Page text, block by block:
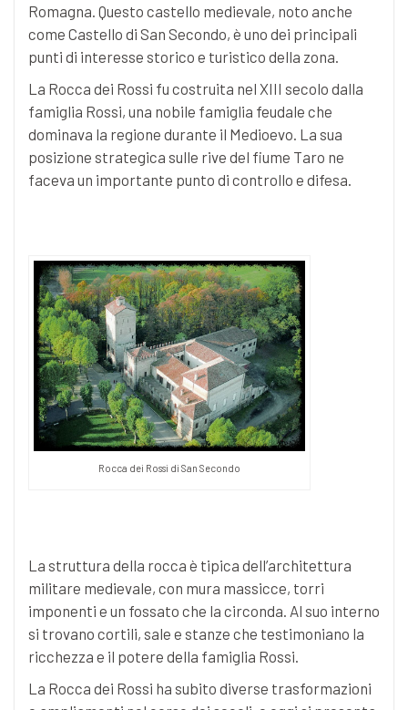
Romagna. Questo castello medievale, noto anche
come Castello di San Secondo, è uno dei principali
punti di interesse storico e turistico della zona.
La Rocca dei Rossi fu costruita nel XIII secolo dalla
famiglia Rossi, una nobile famiglia feudale che
dominava la regione durante il Medioevo. La sua
posizione strategica sulle rive del fiume Taro ne
faceva un importante punto di controllo e difesa.
Rocca dei Rossi di San Secondo
La struttura della rocca è tipica dell’architettura
militare medievale, con mura massicce, torri
imponenti e un fossato che la circonda. Al suo interno
si trovano cortili, sale e stanze che testimoniano la
ricchezza e il potere della famiglia Rossi.
La Rocca dei Rossi ha subito diverse trasformazioni